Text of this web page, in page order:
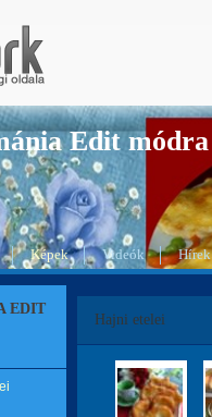
Edit módra
Képek Videók Hírek
EDIT
Hajni etelei